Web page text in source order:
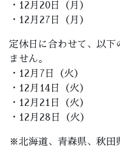
・12月20日（月）
・12月27日（月）
定休日に合わせて、以下
ません。
・12月7日（火）
・12月14日（火）
・12月21日（火）
・12月28日（火）
※北海道、青森県、秋田